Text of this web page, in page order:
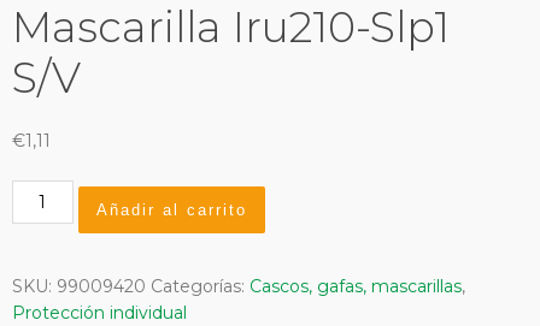
Mascarilla Iru210-Slp1
S/V
€1,11
Mascarilla
Iru210-
cantidad
Añadir al carrito
SKU: 99009420 Categorías: Cascos, gafas, mascarillas,
Protección individual